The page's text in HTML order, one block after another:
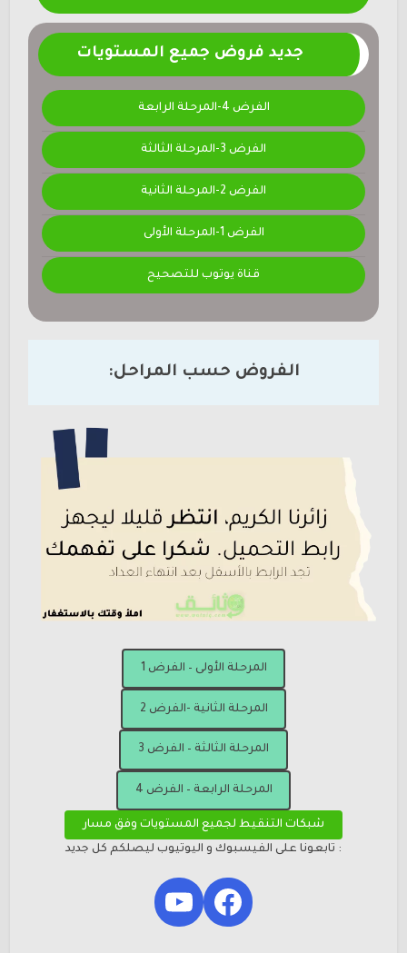
جديد فروض جميع المستويات
الفرض 4-المرحلة الرابعة
الفرض 3-المرحلة الثالثة
الفرض 2-المرحلة الثانية
الفرض 1-المرحلة الأولى
قناة يوتوب للتصحيح
الفروض حسب المراحل:
المرحلة الأولى – الفرض 1
المرحلة الثانية -الفرض 2
المرحلة الثالثة – الفرض 3
المرحلة الرابعة – الفرض 4
شبكات التنقيط لجميع المستويات وفق مسار
: تابعونا على الفيسبوك و اليوتيوب ليصلكم كل جديد
Facebook
YouTube